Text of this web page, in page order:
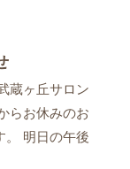
蔵ヶ丘サロン
らお休みのお
。 明日の午後